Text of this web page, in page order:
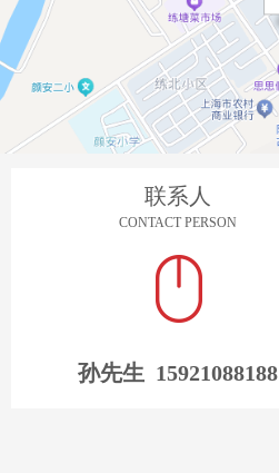
孙先生 15921088188
联系人
CONTACT PERSON